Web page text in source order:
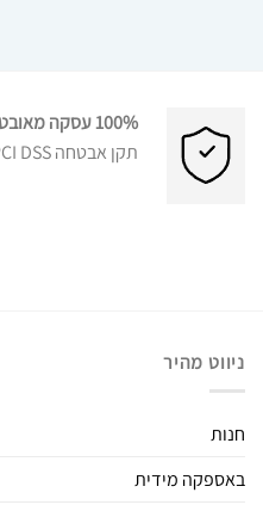
100% עסקה מאובטחת
תקן אבטחה PCI DSS
ניווט מהיר
חנות
באספקה מידית